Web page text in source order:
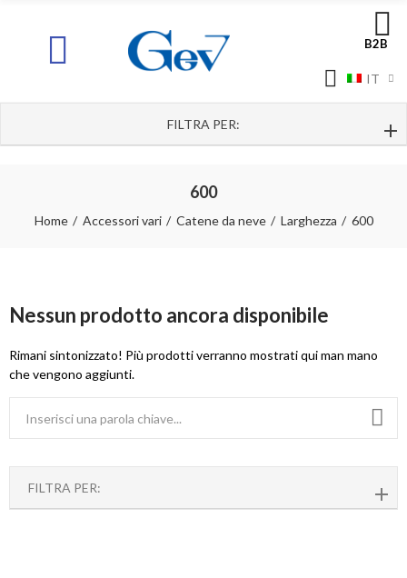
B2B
IT
FILTRA PER:
600
Home Accessori vari Catene da neve Larghezza 600
Nessun prodotto ancora disponibile
Rimani sintonizzato! Più prodotti verranno mostrati qui man mano
che vengono aggiunti.
FILTRA PER: